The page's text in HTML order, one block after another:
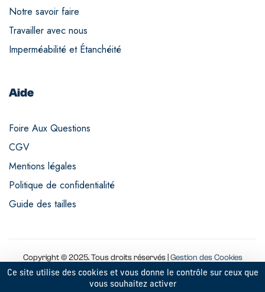
Notre savoir faire
Travailler avec nous
Imperméabilité et Étanchéité
Aide
Foire Aux Questions
CGV
Mentions légales
Politique de confidentialité
Guide des tailles
Copyright © 2025. Tous droits réservés | Gestion des Cookies
Ce site utilise des cookies et vous donne le contrôle sur ceux que
vous souhaitez activer